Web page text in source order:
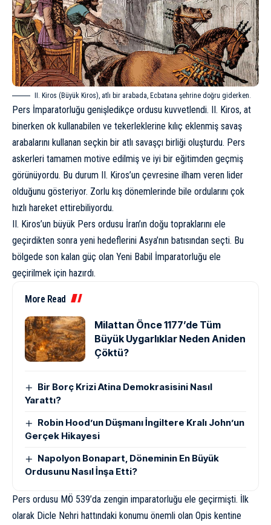
II. Kiros (Büyük Kiros), atlı bir arabada, Ecbatana şehrine doğru giderken.
Pers İmparatorluğu genişledikçe ordusu kuvvetlendi. II. Kiros, at
binerken ok kullanabilen ve tekerleklerine kılıç eklenmiş savaş
arabalarını kullanan seçkin bir atlı savaşçı birliği oluşturdu. Pers
askerleri tamamen motive edilmiş ve iyi bir eğitimden geçmiş
görünüyordu. Bu durum II. Kiros’un çevresine ilham veren lider
olduğunu gösteriyor. Zorlu kış dönemlerinde bile ordularını çok
hızlı hareket ettirebiliyordu.
II. Kiros’un büyük Pers ordusu İran’ın doğu topraklarını ele
geçirdikten sonra yeni hedeflerini Asya’nın batısından seçti. Bu
bölgede son kalan güç olan Yeni Babil İmparatorluğu ele
geçirilmek için hazırdı.
More Read
Milattan Önce 1177’de Tüm
Büyük Uygarlıklar Neden Aniden
Çöktü?
Bir Borç Krizi Atina Demokrasisini Nasıl
Yarattı?
Robin Hood’un Düşmanı İngiltere Kralı John’un
Gerçek Hikayesi
Napolyon Bonapart, Döneminin En Büyük
Ordusunu Nasıl İnşa Etti?
Pers ordusu MÖ 539’da zengin imparatorluğu ele geçirmişti. İlk
olarak Dicle Nehri hattındaki konumu önemli olan Opis kentine